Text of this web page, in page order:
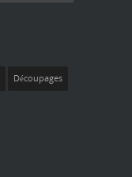
Découpages